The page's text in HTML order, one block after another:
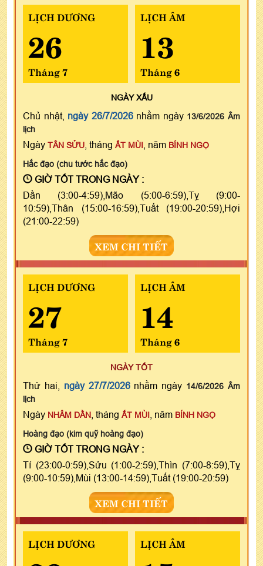
LỊCH DƯƠNG
26
Tháng 7
LỊCH ÂM
13
Tháng 6
NGÀYXẤU
Chủ nhật, ngày 26/7/2026nhằm ngày 13/6/2026 Âm
lịch
Ngày TÂN SỬU , tháng ẤT MÙI , năm BÍNH NGỌ
Hắc đạo (chu tước hắc đạo)
GIỜ TỐT TRONG NGÀY :
Dần (3:00-4:59),Mão (5:00-6:59),Tỵ (9:00-
10:59),Thân (15:00-16:59),Tuất (19:00-20:59),Hợi
(21:00-22:59)
XEM CHI TIẾT
LỊCH DƯƠNG
27
Tháng 7
LỊCH ÂM
14
Tháng 6
NGÀY TỐT
Thứ hai, ngày 27/7/2026nhằm ngày 14/6/2026 Âm
lịch
Ngày NHÂM DẦN , tháng ẤT MÙI , năm BÍNH NGỌ
Hoàng đạo (kim quỹ hoàng đạo)
GIỜ TỐT TRONG NGÀY :
Tí (23:00-0:59),Sửu (1:00-2:59),Thìn (7:00-8:59),Tỵ
(9:00-10:59),Mùi (13:00-14:59),Tuất (19:00-20:59)
XEM CHI TIẾT
LỊCH DƯƠNG LỊCH ÂM